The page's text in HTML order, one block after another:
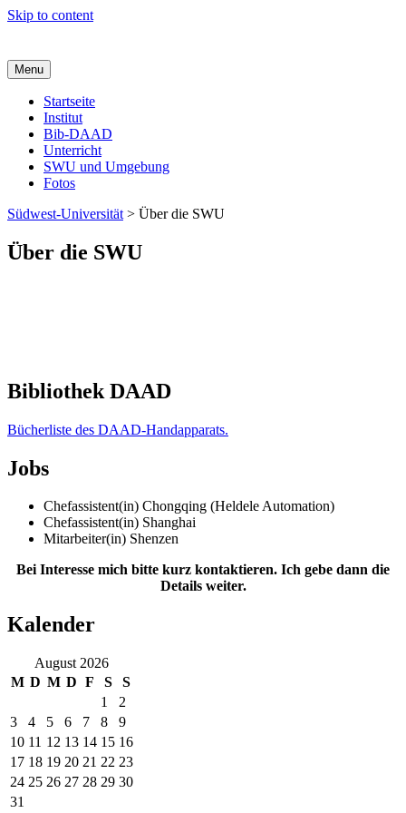
Skip to content
Menu
Startseite
Institut
Bib-DAAD
Unterricht
SWU und Umgebung
Fotos
Südwest-Universität > Über die SWU
Über die SWU
Bibliothek DAAD
Bücherliste des DAAD-Handapparats.
Jobs
Chefassistent(in) Chongqing (Heldele Automation)
Chefassistent(in) Shanghai
Mitarbeiter(in) Shenzen
Bei Interesse mich bitte kurz kontaktieren. Ich gebe dann die
Details weiter.
Kalender
August 2026
M D M D F S
S
1
2
3
4 5 6 7 8
9
10 11 12 13 14 15 16
17 18 19 20 21 22 23
24 25 26 27 28 29 30
31